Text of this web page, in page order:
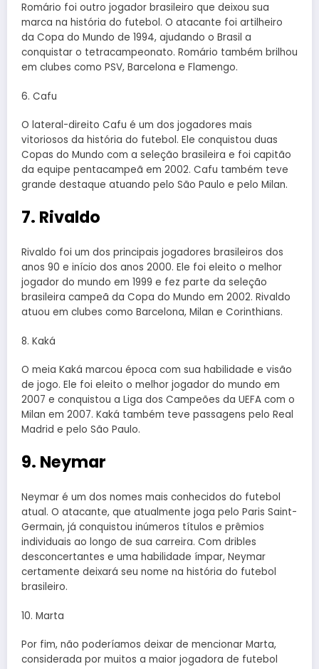
Romário foi outro jogador brasileiro que deixou sua
marca na história do futebol. O atacante foi artilheiro
da Copa do Mundo de 1994, ajudando o Brasil a
conquistar o tetracampeonato. Romário também brilhou
em clubes como PSV, Barcelona e Flamengo.
6. Cafu
O lateral-direito Cafu é um dos jogadores mais
vitoriosos da história do futebol. Ele conquistou duas
Copas do Mundo com a seleção brasileira e foi capitão
da equipe pentacampeã em 2002. Cafu também teve
grande destaque atuando pelo São Paulo e pelo Milan.
7. Rivaldo
Rivaldo foi um dos principais jogadores brasileiros dos
anos 90 e início dos anos 2000. Ele foi eleito o melhor
jogador do mundo em 1999 e fez parte da seleção
brasileira campeã da Copa do Mundo em 2002. Rivaldo
atuou em clubes como Barcelona, Milan e Corinthians.
8. Kaká
O meia Kaká marcou época com sua habilidade e visão
de jogo. Ele foi eleito o melhor jogador do mundo em
2007 e conquistou a Liga dos Campeões da UEFA com o
Milan em 2007. Kaká também teve passagens pelo Real
Madrid e pelo São Paulo.
9. Neymar
Neymar é um dos nomes mais conhecidos do futebol
atual. O atacante, que atualmente joga pelo Paris Saint-
Germain, já conquistou inúmeros títulos e prêmios
individuais ao longo de sua carreira. Com dribles
desconcertantes e uma habilidade ímpar, Neymar
certamente deixará seu nome na história do futebol
brasileiro.
10. Marta
Por fim, não poderíamos deixar de mencionar Marta,
considerada por muitos a maior jogadora de futebol